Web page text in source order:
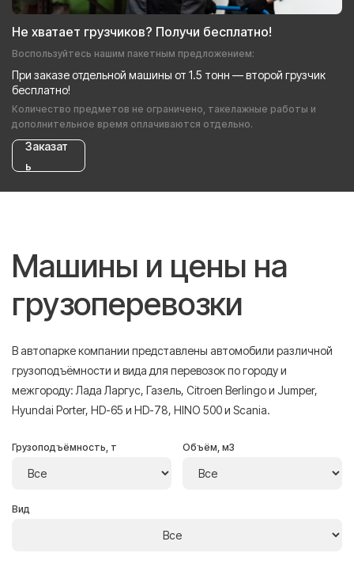
Не хватает грузчиков? Получи бесплатно!
Воспользуйтесь нашим пакетным предложением:
При заказе отдельной машины от 1.5 тонн — второй грузчик
бесплатно!
Количество предметов не ограничено, такелажные работы и
дополнительное время оплачиваются отдельно.
Заказат
ь
Машины и цены на
грузоперевозки
В автопарке компании представлены автомобили различной
грузоподъёмности и вида для перевозок по городу и
межгороду: Лада Ларгус, Газель, Citroen Berlingo и Jumper,
Hyundai Porter, HD-65 и HD-78, HINO 500 и Scania.
Грузоподъёмность, т Объём, м3
Вид